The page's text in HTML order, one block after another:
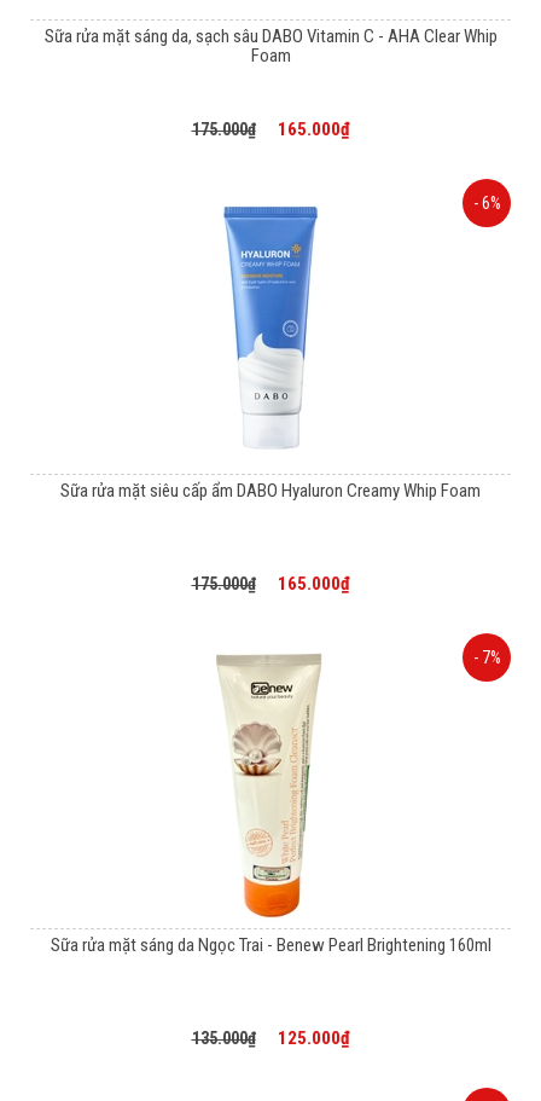
Sữa rửa mặt sáng da, sạch sâu DABO Vitamin C - AHA Clear Whip
Foam
175.000₫ 165.000₫
- 6%
Sữa rửa mặt siêu cấp ẩm DABO Hyaluron Creamy Whip Foam
175.000₫ 165.000₫
- 7%
Sữa rửa mặt sáng da Ngọc Trai - Benew Pearl Brightening 160ml
135.000₫ 125.000₫